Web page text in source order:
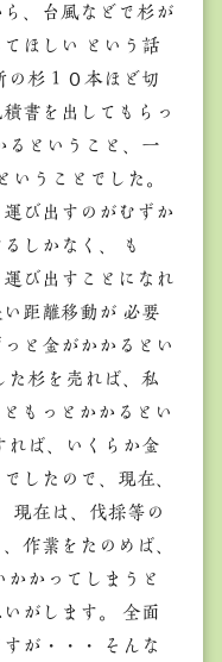
、台風などで杉が
ほしい という話
の杉１０本ほど切
書を出してもらっ
るということ、一
いうことでした。
び出すのがむずか
しかなく、 も
び出すことになれ
距離移動が 必要
と金がかかるとい
た杉を売れば、私
もっとかかるとい
れば、いくらか金
したので、現在、
現在は、伐採等の
作業をたのめば、
かってしまうと
がします。 全面
が・・・ そんな